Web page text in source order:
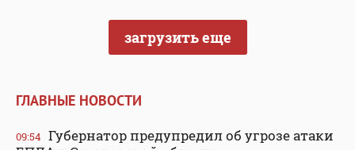
загрузить еще
ГЛАВНЫЕ НОВОСТИ
09:54 Губернатор предупредил об угрозе атаки